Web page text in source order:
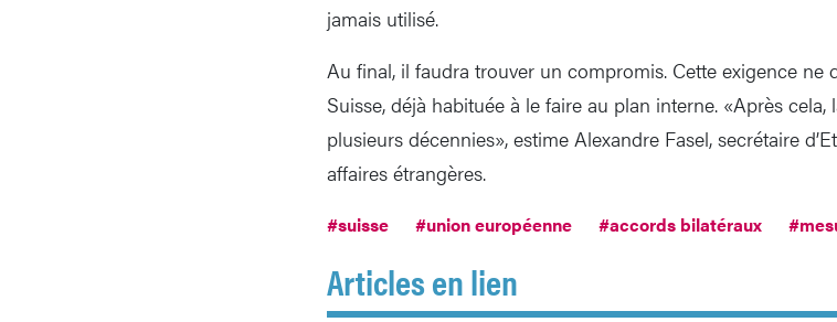
jamais utilisé.
Au final, il faudra trouver un compromis. Cette exigence ne
Suisse, déjà habituée à le faire au plan interne. «Après
plusieurs décennies», estime Alexandre Fasel, secrétaire
affaires étrangères.
#suisse #union européenne #accords bilatéraux
Articles en lien